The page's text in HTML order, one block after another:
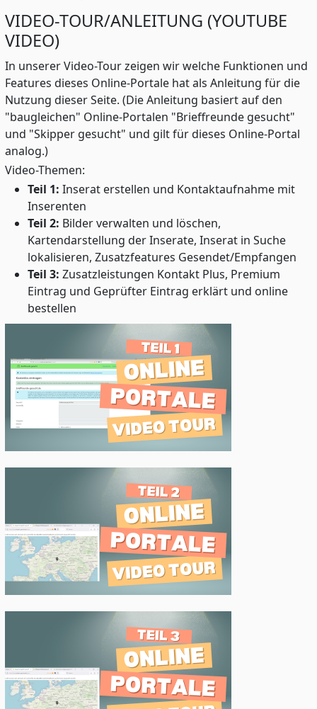
VIDEO-TOUR/ANLEITUNG (YOUTUBE
VIDEO)
In unserer Video-Tour zeigen wir welche Funktionen und
Features dieses Online-Portale hat als Anleitung für die
Nutzung dieser Seite. (Die Anleitung basiert auf den
"baugleichen" Online-Portalen "Brieffreunde gesucht"
und "Skipper gesucht" und gilt für dieses Online-Portal
analog.)
Video-Themen:
Teil 1: Inserat erstellen und Kontaktaufnahme mit
Inserenten
Teil 2: Bilder verwalten und löschen,
Kartendarstellung der Inserate, Inserat in Suche
lokalisieren, Zusatzfeatures Gesendet/Empfangen
Teil 3: Zusatzleistungen Kontakt Plus, Premium
Eintrag und Geprüfter Eintrag erklärt und online
bestellen